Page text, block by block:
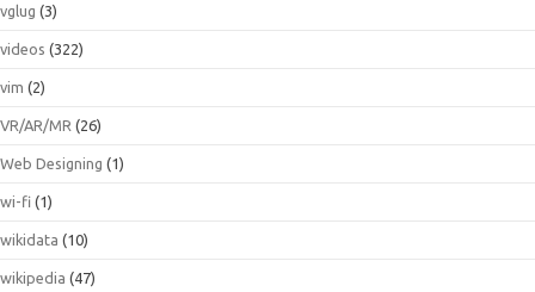
vglug (3)
videos (322)
vim (2)
VR/AR/MR (26)
Web Designing (1)
wi-fi (1)
wikidata (10)
wikipedia (47)